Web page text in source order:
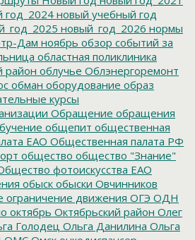
год_2024 новый учебный год
новый_год_2026 нормы
Дам ноябрь обзор событий за
областная поликлиника
район облучье Облэнергоремонт
обман оборудование образ
курсы
Обращение обращения
общепит общественная
ЕАО Общественная палата РФ
общество общество "Знание"
фотоискусства ЕАО
обыск обыски Овчинников
ограничение движения ОГЭ ОДН
октябрь Октябрьский район Олег
Голодец Ольга Данилина Ольга